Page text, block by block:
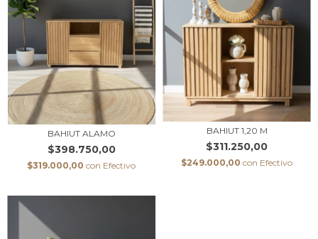
BAHIUT ALAMO
$398.750,00
$319.000,00 con Efectivo
BAHIUT 1,20 M
$311.250,00
$249.000,00 con Efectivo